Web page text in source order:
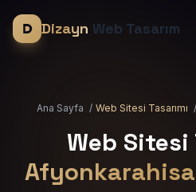
Dizayn Web Tasarım
Ana Sayfa / Web Sitesi Tasarımı /
Web Sitesi